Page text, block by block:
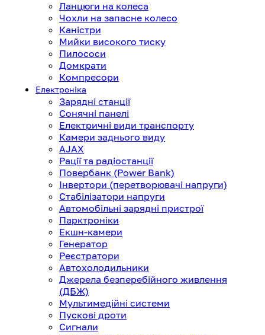
Ланцюги на колеса
Чохли на запасне колесо
Каністри
Мийки високого тиску
Пилососи
Домкрати
Компресори
Електроніка
Зарядні станції
Сонячні панелі
Електричні види транспорту
Камери заднього виду
AJAX
Рації та радіостанції
Повербанк (Power Bank)
Інвертори (перетворювачі напруги)
Стабілізатори напруги
Автомобільні зарядні пристрої
Парктроніки
Екшн-камери
Генератор
Реєстратори
Автохолодильники
Джерела безперебійного живлення
(ДБЖ)
Мультимедійні системи
Пускові дроти
Сигнали